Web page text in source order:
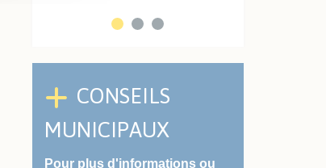
CONSEILS
MUNICIPAUX
Pour plus d'informations ou